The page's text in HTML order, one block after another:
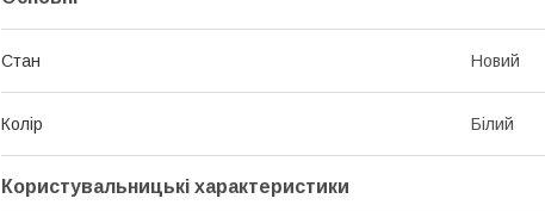
Стан Новий
Колір Білий
Користувальницькі характеристики